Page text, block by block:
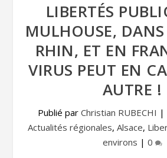
LIBERTÉS
MULHOUSE,
RHIN, ET EN
VIRUS PEUT EN
AUTRE !
Publié par Christian RUBECHI |
Actualités régionales, Alsace,
environs | 0